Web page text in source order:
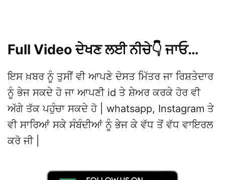
Full Video ਦੇਖਣ ਲਈ ਨੀਚੇ👇 ਜਾਓ…
ਇਸ ਖ਼ਬਰ ਨੂੰ ਤੁਸੀਂ ਵੀ ਆਪਣੇ ਦੋਸਤ ਮਿੱਤਰ ਜਾ ਰਿਸ਼ਤੇਦਾਰ
ਨੂੰ ਭੇਜ ਸਕਦੇ ਹੋ ਜਾ ਆਪਣੀ id ਤੇ ਸ਼ੇਅਰ ਕਰਕੇ ਹੋਰ ਵੀ
ਅੱਗੇ ਤੱਕ ਪਹੁੰਚਾ ਸਕਦੇ ਹੋ | whatsapp, Instagram ਤੇ
ਵੀ ਸਾਰਿਆਂ ਸਕੇ ਸੰਬੰਦੀਆਂ ਨੂੰ ਭੇਜ ਕੇ ਵੱਧ ਤੋਂ ਵੱਧ ਵਾਇਰਲ
ਕਰੋ ਜੀ |